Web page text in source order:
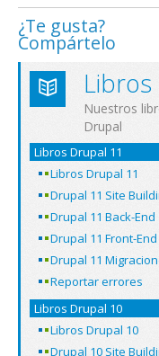
¿Te gusta?
Compártelo
Libros
Nuestros
Drupal
Libros Drupal 11
Libros Drupal 11
Drupal 11 Site
Drupal 11 Back-End
Drupal 11 Front-End
Drupal 11
Reportar errores
Libros Drupal 10
Libros Drupal 10
Drupal 10 Site